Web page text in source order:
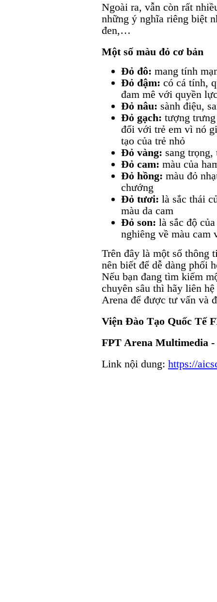
Ngoài ra, vẫn còn rất
những ý nghĩa riêng biệt
đen,…
Một số màu đỏ cơ bản
Đỏ đô: mang tính
Đỏ đậm: có cá tính,
đam mê với quyền
Đỏ nâu: sành điệu,
Đỏ gạch: tượng
đối với trẻ em vì nó
tạo của trẻ nhỏ
Đỏ vàng: sang
Đỏ cam: màu của
Đỏ hồng: màu đỏ
chướng
Đỏ tươi: là sắc thái
màu da cam
Đỏ son: là sắc độ
nghiêng về màu
Trên đây là một số thông
nên biết để dễ dàng phối
Nếu bạn đang tìm kiếm
chuyên sâu thì hãy liên
Arena để được tư vấn và
Viện Đào Tạo Quốc Tế
FPT Arena Multimedia
Link nội dung: https://